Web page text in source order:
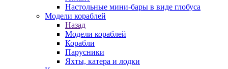
Настольные мини-бары в виде глобуса
Модели кораблей
Назад
Модели кораблей
Корабли
Парусники
Яхты, катера и лодки